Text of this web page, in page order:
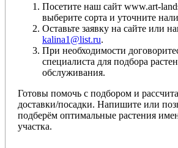
Посетите наш сайт www.art-
выберите сорта и уточните
Оставьте заявку на сайте или
kalina1@list.ru.
При необходимости
специалиста для подбора
обслуживания.
Готовы помочь с подбором и
доставки/посадки. Напишите или
подберём оптимальные растения
участка.